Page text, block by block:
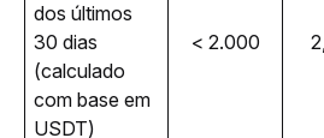
dos últimos
30 dias
(calculado
com base em
USDT)
< 2.000